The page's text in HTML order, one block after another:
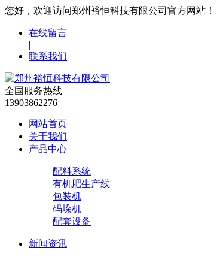
您好，欢迎访问郑州裕恒科技有限公司官方网站！
在线留言
|
联系我们
全国服务热线
13903862276
网站首页
关于我们
产品中心
配料系统
有机肥生产线
包装机
码垛机
配套设备
新闻资讯